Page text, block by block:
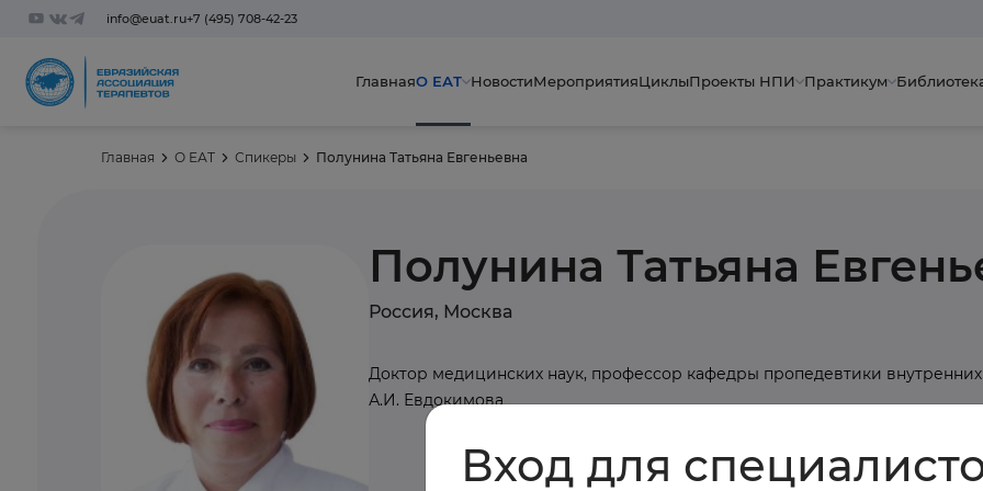
info@euat.ru+7 (495) 708-42-23
ГлавнаяО ЕАТ НовостиМероприятияЦиклыПроекты НПИ Практикум
Главная О ЕАТ Спикеры Полунина Татьяна Евгеньевна
Полунина Татьяна
Россия, Москва
Доктор медицинских наук, профессор кафедры пропедевтики
А.И. Евдокимова
Вход для